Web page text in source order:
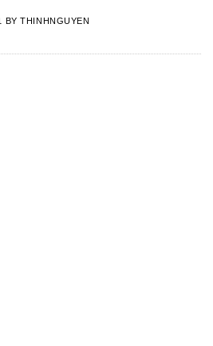
BYTHINHNGUYEN